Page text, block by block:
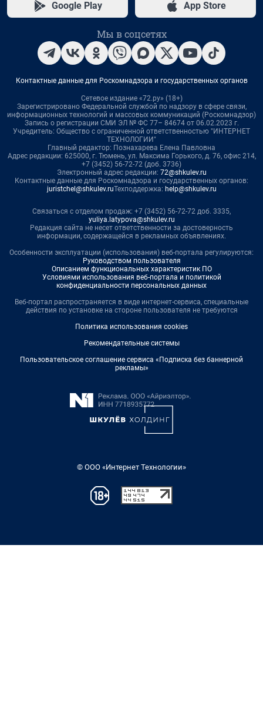
Google Play App Store
Мы в соцсетях
Контактные данные для Роскомнадзора и государственных органов
Сетевое издание «72.ру» (18+)
Зарегистрировано Федеральной службой по надзору в сфере связи,
информационных технологий и массовых коммуникаций (Роскомнадзор)
Запись о регистрации СМИ ЭЛ № ФС 77– 84674 от 06.02.2023 г.
Учредитель: Общество с ограниченной ответственностью "ИНТЕРНЕТ
ТЕХНОЛОГИИ"
Главный редактор: Познахарева Елена Павловна
Адрес редакции: 625000, г. Тюмень, ул. Максима Горького, д. 76, офис 214,
+7 (3452) 56-72-72 (доб. 3736)
Электронный адрес редакции: 72@shkulev.ru
Контактные данные для Роскомнадзора и государственных органов:
juristchel@shkulev.ruТехподдержка: help@shkulev.ru
Связаться с отделом продаж: +7 (3452) 56-72-72 доб. 3335,
yuliya.latypova@shkulev.ru
Редакция сайта не несет ответственности за достоверность
информации, содержащейся в рекламных объявлениях.
Особенности эксплуатации (использования) веб-портала регулируются:
Руководством пользователя
Описанием функциональных характеристик ПО
Условиями использования веб-портала и политикой
конфиденциальности персональных данных
Веб-портал распространяется в виде интернет-сервиса, специальные
действия по установке на стороне пользователя не требуются
Политика использования cookies
Рекомендательные системы
Пользовательское соглашение сервиса «Подписка без баннерной
рекламы»
© ООО «Интернет Технологии»